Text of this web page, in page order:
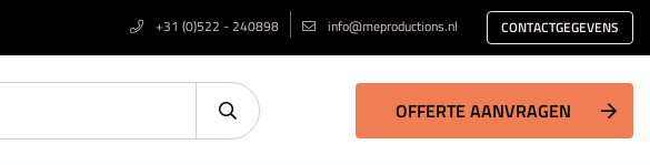
+31 (0)522 - 240898 info@meproductions.nl CONTACTGEGEVENS
OFFERTE AANVRAGEN